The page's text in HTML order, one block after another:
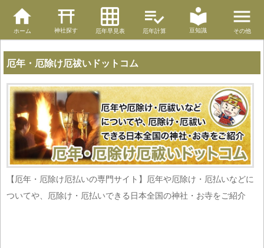
ホーム 神社探す 厄年早見表 厄年計算 豆知識 その他
厄年・厄除け厄祓いドットコム
【厄年・厄除け厄払いの専門サイト】厄年や厄除け・厄払いなどに
ついてや、厄除け・厄払いできる日本全国の神社・お寺をご紹介